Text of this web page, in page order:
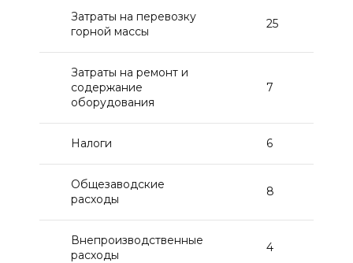
Затраты на перевозку
горной массы
25
Затраты на ремонт и
содержание
оборудования
7
Налоги 6
Общезаводские
расходы
8
Внепроизводственные
расходы
4